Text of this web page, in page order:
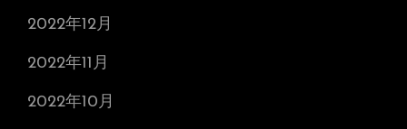
2022年12月
2022年11月
2022年10月